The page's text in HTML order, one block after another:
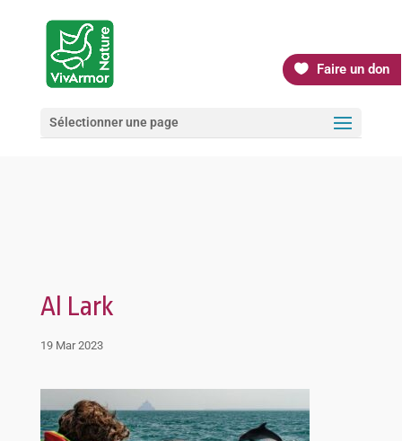
Faire un don
Sélectionner une page
Al Lark
19 Mar 2023